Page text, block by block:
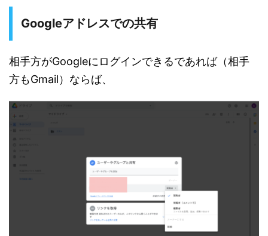
Googleアドレスでの共有
相手方がGoogleにログインできるであれば（相手
方もGmail）ならば、